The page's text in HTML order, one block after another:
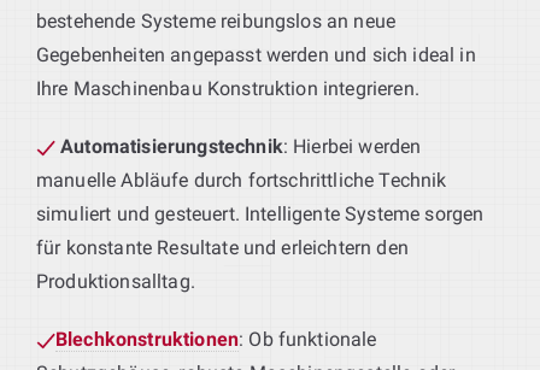
bestehende Systeme reibungslos an neue
Gegebenheiten angepasst werden und sich ideal in
Ihre Maschinenbau Konstruktion integrieren.
Automatisierungstechnik: Hierbei werden
manuelle Abläufe durch fortschrittliche Technik
simuliert und gesteuert. Intelligente Systeme sorgen
für konstante Resultate und erleichtern den
Produktionsalltag.
Blechkonstruktionen: Ob funktionale